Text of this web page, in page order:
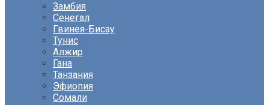
Замбия
Сенегал
Гвинея-Бисау
Тунис
Алжир
Гана
Танзания
Эфиопия
Сомали